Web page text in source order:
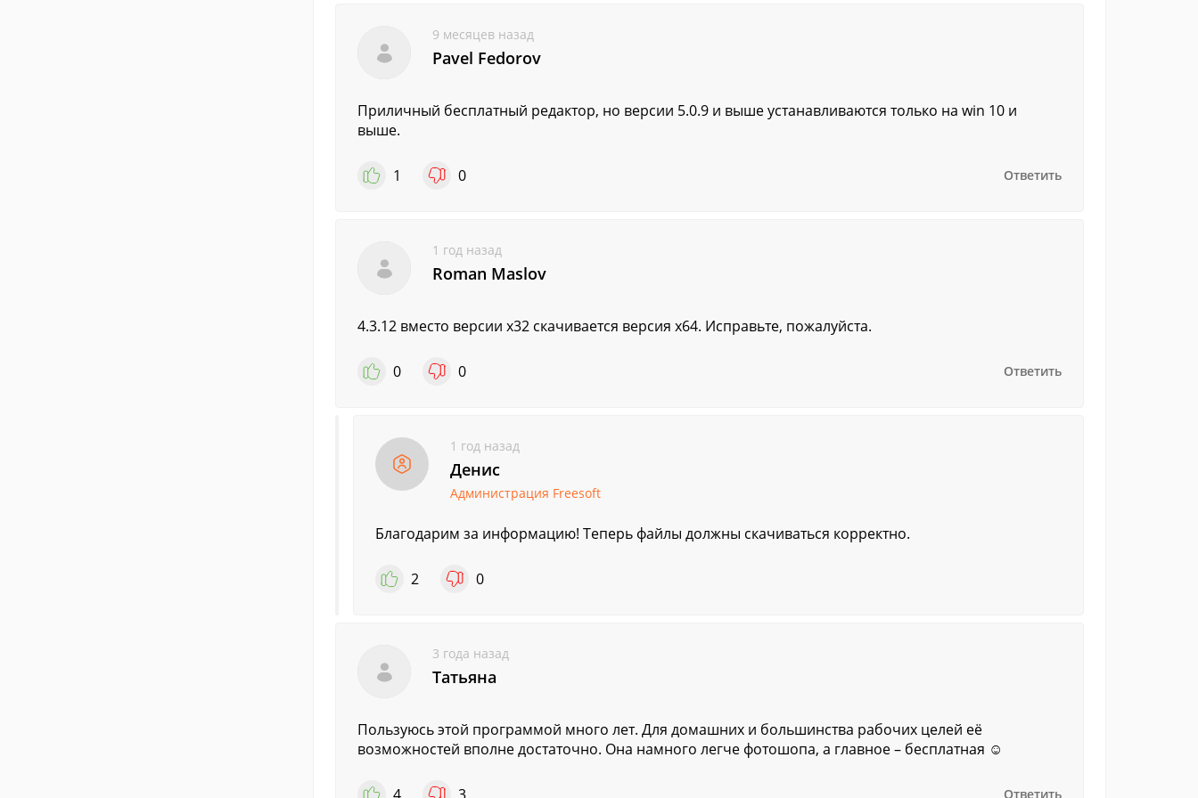
9 месяцев назад
Pavel Fedorov
Приличный бесплатный редактор, но версии 5.0.9 и выше устанавливаются только на win 10 и
выше.
1 0 Ответить
1 год назад
Roman Maslov
4.3.12 вместо версии х32 скачивается версия х64. Исправьте, пожалуйста.
0 0 Ответить
1 год назад
Денис
Администрация Freesoft
Благодарим за информацию! Теперь файлы должны скачиваться корректно.
2 0
3 года назад
Татьяна
Пользуюсь этой программой много лет. Для домашних и большинства рабочих целей её
возможностей вполне достаточно. Она намного легче фотошопа, а главное – бесплатная ☺
Ответить